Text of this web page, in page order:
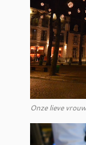
Onze lieve